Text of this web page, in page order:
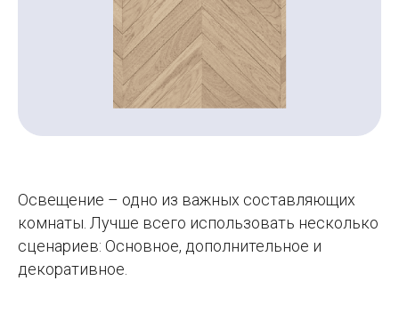
Освещение – одно из важных составляющих
комнаты. Лучше всего использовать несколько
сценариев: Основное, дополнительное и
декоративное.